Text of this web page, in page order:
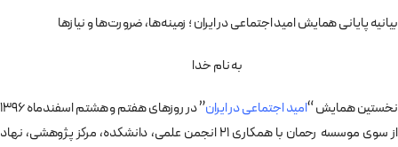
بیانیه پایانی همایش امید اجتماعی در ایران ؛ زمینه‌ها، ضرورت‌ها و نیازها
به نام خدا
نخستین همایش “امید اجتماعی در ایران
” در روزهای هفتم و هشتم اسفندماه 1396
از سوی موسسه رحمان با همکاری 21 انجمن علمی، دانشکده، مرکز پژوهشی، نهاد